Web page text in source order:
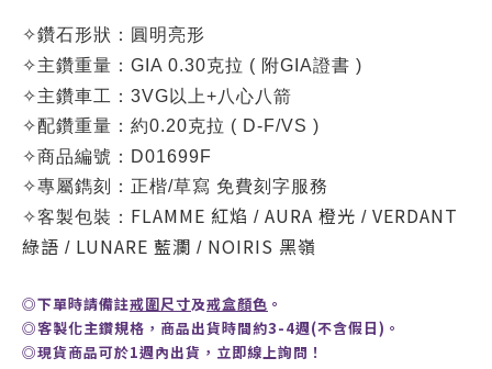
✧鑽石形狀：圓明亮形
✧主鑽重量： GIA 0.30克拉 ( 附GIA證書 )
✧主鑽車工：3VG以上+八心八箭
✧配鑽重量：約0.20克拉 ( D-F/VS )
✧商品編號：D01699F
✧專屬鐫刻：正楷/草寫 免費刻字服務
✧客製包裝： FLAMME 紅焰 / AURA 橙光 / VERDANT
綠語 / LUNARE 藍瀾 / NOIRIS 黑嶺
◎下單時請備註戒圍尺寸及戒盒顏色 。
◎客製化主鑽規格，商品出貨時間約3-4週(不含假日)。
◎現貨商品可於1週內出貨， 立即線上詢問 ！